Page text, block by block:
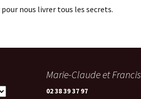
nous livrer tous les secrets.
Marie-Claude et Francis
02 38 39 37 97